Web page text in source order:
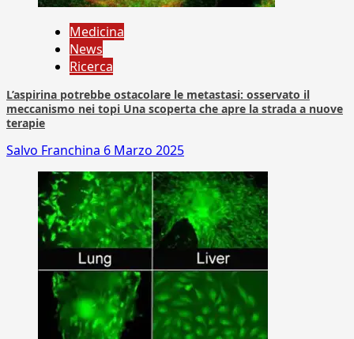
Medicina
News
Ricerca
L’aspirina potrebbe ostacolare le metastasi: osservato il
meccanismo nei topi Una scoperta che apre la strada a nuove
terapie
Salvo Franchina 6 Marzo 2025